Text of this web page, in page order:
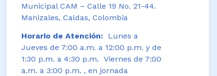
Municipal CAM – Calle 19 No. 21-44.
Manizales, Caldas, Colombia
Horario de Atención: Lunes a
Jueves de 7:00 a.m. a 12:00 p.m. y de
1:30 p.m. a 4:30 p.m. Viernes de 7:00
a.m. a 3:00 p.m. , en jornada